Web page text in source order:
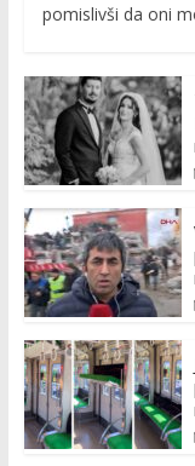
pomislivši da oni